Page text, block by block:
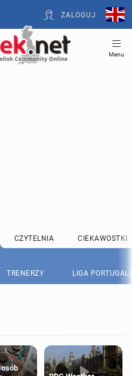
ZALOGUJ
Menu
CZYTELNIA CIEKAWOSTKI
TRENERZY LIGA